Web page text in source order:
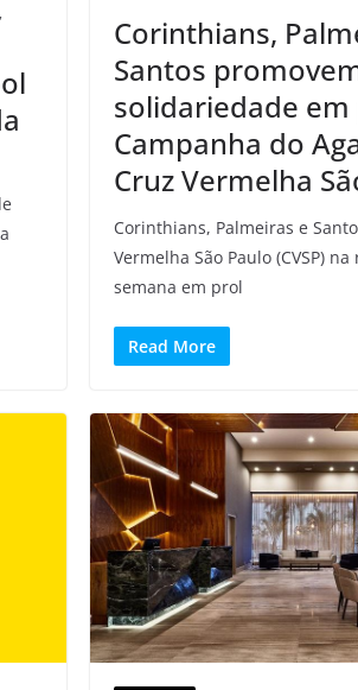
,
Corinthians,
Santos
solidariedade em
Campanha do
Cruz Vermelha
Corinthians, Palmeiras e
Vermelha São Paulo (CVSP)
semana em prol
Read More